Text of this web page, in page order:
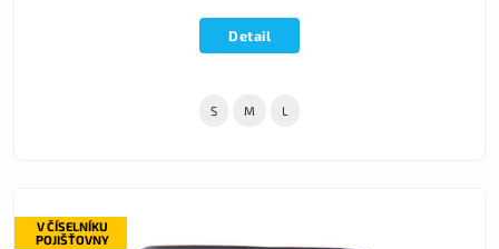
Detail
S M L
V ČÍSELNÍKU
POJIŠŤOVNY